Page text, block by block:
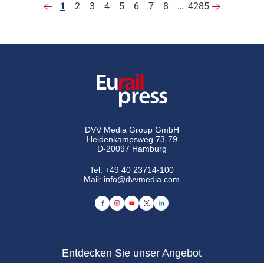
1 2 3 4 5 6 7 8 … 4285
DVV Media Group GmbH
Heidenkampsweg 73-79
D-20097 Hamburg
Tel:+49 40 23714-100
Mail: info@dvvmedia.com
Entdecken Sie unser Angebot